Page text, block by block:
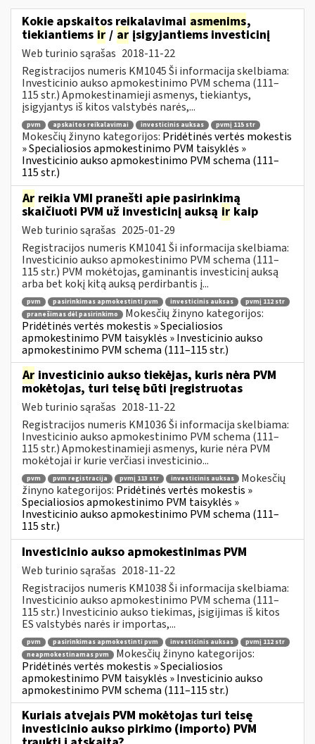
Kokie apskaitos reikalavimai asmenims,
tiekiantiems ir / ar įsigyjantiems investicinį
Web turinio sąrašas 2018-11-22
Registracijos numeris KM1045 Ši informacija skelbiama:
Investicinio aukso apmokestinimo PVM schema (111–
115 str.) Apmokestinamieji asmenys, tiekiantys,
įsigyjantys iš kitos valstybės narės,...
pvm apskaitos reikalavimai investicinis auksas pvmį 115 str
Mokesčių žinyno kategorijos: Pridėtinės vertės mokestis
» Specialiosios apmokestinimo PVM taisyklės »
Investicinio aukso apmokestinimo PVM schema (111–
115 str.)
Ar reikia VMI pranešti apie pasirinkimą
skaičiuoti PVM už investicinį auksą ir kaip
Web turinio sąrašas 2025-01-29
Registracijos numeris KM1041 Ši informacija skelbiama:
Investicinio aukso apmokestinimo PVM schema (111–
115 str.) PVM mokėtojas, gaminantis investicinį auksą
arba bet kokį kitą auksą perdirbantis į...
pvm pasirinkimas apmokestinti pvm investicinis auksas
pvmį 112 str
pranešimas dėl pasirinkimo
Mokesčių žinyno kategorijos:
Pridėtinės vertės mokestis » Specialiosios
apmokestinimo PVM taisyklės » Investicinio aukso
apmokestinimo PVM schema (111–115 str.)
Ar investicinio aukso tiekėjas, kuris nėra PVM
mokėtojas, turi teisę būti įregistruotas
Web turinio sąrašas 2018-11-22
Registracijos numeris KM1036 Ši informacija skelbiama:
Investicinio aukso apmokestinimo PVM schema (111–
115 str.) Apmokestinamieji asmenys, kurie nėra PVM
mokėtojai ir kurie verčiasi investicinio...
pvm pvm registracija pvmį 113 str investicinis auksas
Mokesčių
žinyno kategorijos: Pridėtinės vertės mokestis »
Specialiosios apmokestinimo PVM taisyklės »
Investicinio aukso apmokestinimo PVM schema (111–
115 str.)
Investicinio aukso apmokestinimas PVM
Web turinio sąrašas 2018-11-22
Registracijos numeris KM1038 Ši informacija skelbiama:
Investicinio aukso apmokestinimo PVM schema (111–
115 str.) Investicinio aukso tiekimas, įsigijimas iš kitos
ES valstybės narės ir importas,...
pvm pasirinkimas apmokestinti pvm investicinis auksas
pvmį 112 str
neapmokestinamas pvm
Mokesčių žinyno kategorijos:
Pridėtinės vertės mokestis » Specialiosios
apmokestinimo PVM taisyklės » Investicinio aukso
apmokestinimo PVM schema (111–115 str.)
Kuriais atvejais PVM mokėtojas turi teisę
investicinio aukso pirkimo (importo) PVM